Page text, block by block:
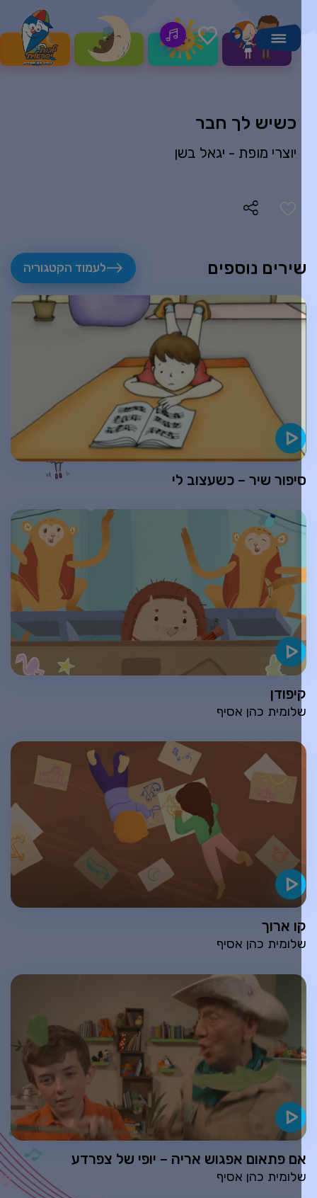
כשיש לך חבר
יוצרי מופת - יגאל בשן
נוספים לעמוד הקטגוריה
שיר – כשעצוב לי
כהן אסיף
ארוך
כהן אסיף
פתאום אפגוש אריה – יופי של צפרדע
כהן אסיף